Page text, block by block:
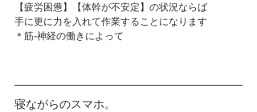
【疲労困憊】【体幹が不安定】の状況ならば
手に更に力を入れて作業することになります
＊筋-神経の働きによって
寝ながらのスマホ。